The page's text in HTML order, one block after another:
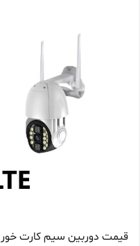
قیمت دوربین سیم کارت خور